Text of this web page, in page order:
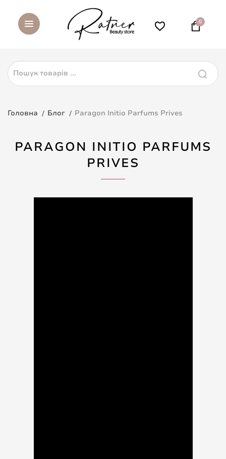
0
Головна Блог Paragon Initio Parfums Prives
PARAGON INITIO PARFUMS
PRIVES